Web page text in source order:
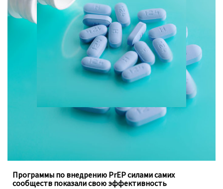
Программы, осуществляемые под руководством
ключевых групп населения, заполняют пробелы в
традиционных программах государства
Программы по внедрению PrEP силами самих
сообществ показали свою эффективность